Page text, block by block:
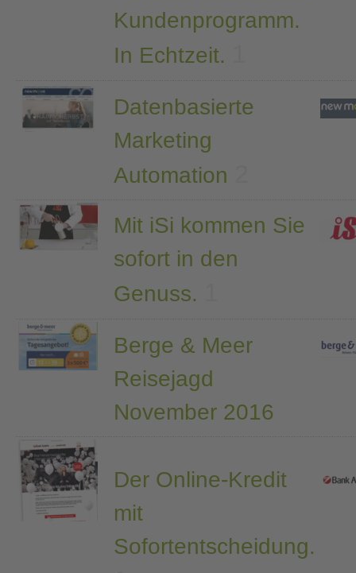
Kundenprogramm.
In Echtzeit.
Datenbasierte
Marketing
Automation
Mit iSi kommen Sie
sofort in den
Genuss.
Berge & Meer
Reisejagd
November 2016
Der Online-Kredit
mit
Sofortentscheidung.